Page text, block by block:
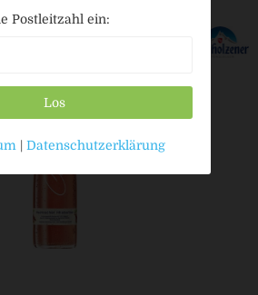
Postleitzahl ein:
Los
| Datenschutzerklärung